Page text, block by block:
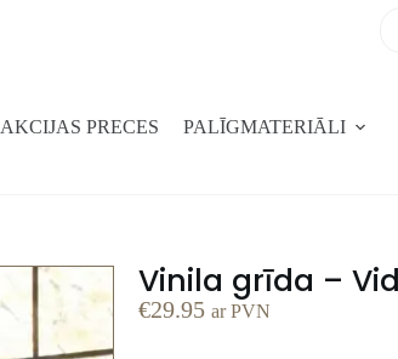
AKCIJAS PRECES PALĪGMATERIĀLI
Vinila grīda –
€29.95 ar PVN